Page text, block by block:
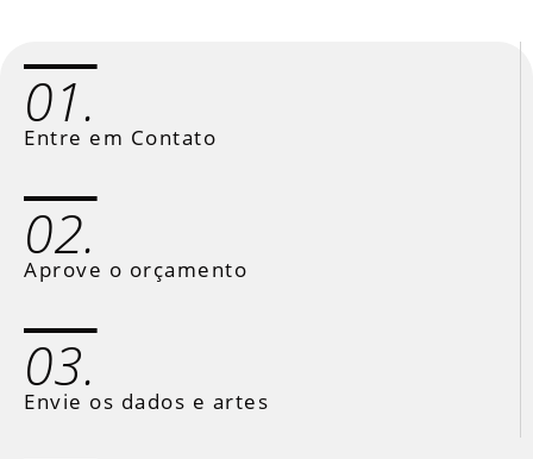
01.
Entre em Contato
02.
Aprove o orçamento
03.
Envie os dados e artes